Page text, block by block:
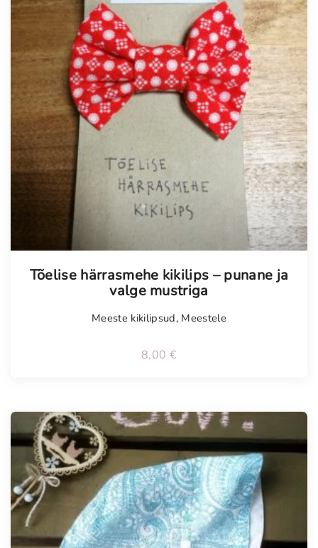
Tõelise härrasmehe kikilips – punane ja
valge mustriga
Meeste kikilipsud, Meestele
8,00 €